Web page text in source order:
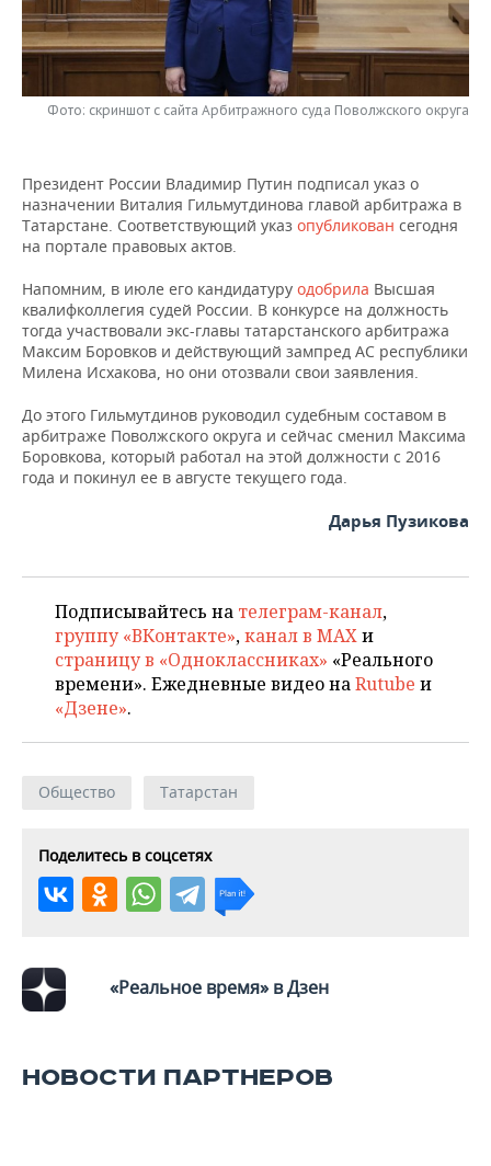
НЕФТЕХИМИЯ
НЕФТЬ
ОПК
РОЗНИЧНАЯ ТОРГОВЛЯ
ТРАНСПОРТ
НОВОСТИ ТЕХНОЛОГИЙ
IT
ТЕЛЕКОММУНИКАЦИИ
МЕРОПРИЯТИЯ
НОВОСТИ МЕРОПРИЯТИЙ
БИЗНЕС-БРАНЧИ
ONLINE-КОНФЕРЕНЦИИ
ОТКРЫТАЯ ЛЕКЦИЯ
СПОРТ
ФУТБОЛ
ХОККЕЙ
БАСКЕТБОЛ
ВОЛЕЙБОЛ
ФИГУРНОЕ КАТАНИЕ
НОВОСТИ ОБЩЕСТВА
ВЛАСТЬ
ИНФРАСТРУКТУРА
ИСТОРИЯ
МЕДИЦИНА
ФОТОГАЛЕРЕЯ
СЮЖЕТЫ
СПРАВОЧНИК
СПИСОК ПЕРСОН
ПОЛНАЯ ВЕРСИЯ
Фото: скриншот с сайта Арбитражного суда Поволжского округа
Президент России Владимир Путин подписал указ о
назначении Виталия Гильмутдинова главой арбитража в
Татарстане. Соответствующий указ опубликован сегодня
на портале правовых актов.
Напомним, в июле его кандидатуру одобрила Высшая
квалифколлегия судей России. В конкурсе на должность
тогда участвовали экс-главы татарстанского арбитража
Максим Боровков и действующий зампред АС республики
Милена Исхакова, но они отозвали свои заявления.
До этого Гильмутдинов руководил судебным составом в
арбитраже Поволжского округа и сейчас сменил Максима
Боровкова, который работал на этой должности с 2016
года и покинул ее в августе текущего года.
Дарья Пузикова
Подписывайтесь на телеграм-канал,
группу «ВКонтакте»,канал в MAXи
страницу в «Одноклассниках» «Реального
времени». Ежедневные видео наRutube и
«Дзене».
Общество Татарстан
Поделитесь в соцсетях
«Реальное время» в Дзен
НОВОСТИ ПАРТНЕРОВ